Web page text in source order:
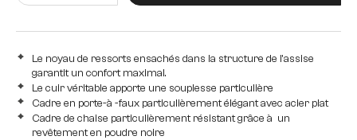
Le noyau de ressorts ensachés dans la structure de l'assise
garantit un confort maximal.
Le cuir véritable apporte une souplesse particulière
Cadre en porte-à -faux particulièrement élégant avec acier plat
Cadre de chaise particulièrement résistant grâce à un
revêtement en poudre noire